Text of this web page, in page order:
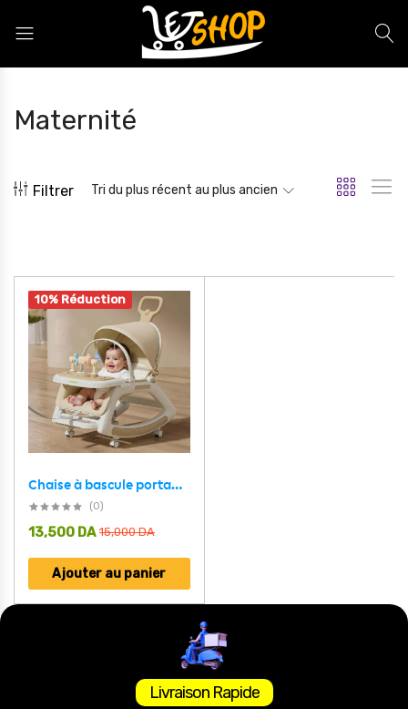
Maternité
Filtrer Tri du plus récent au plus ancien
10% Réduction
Chaise à bascule portable pour enfants avec poignée parentale inclinaison multi-positions – كرسي أطفال بعدة وضعيات للجلوس
(0)
15,000DA
13,500 DA
Ajouter au panier
Livraison Rapide